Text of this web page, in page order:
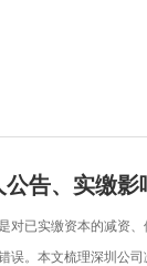
告、实缴影
对已实缴资本的减资
误。本文梳理深圳公